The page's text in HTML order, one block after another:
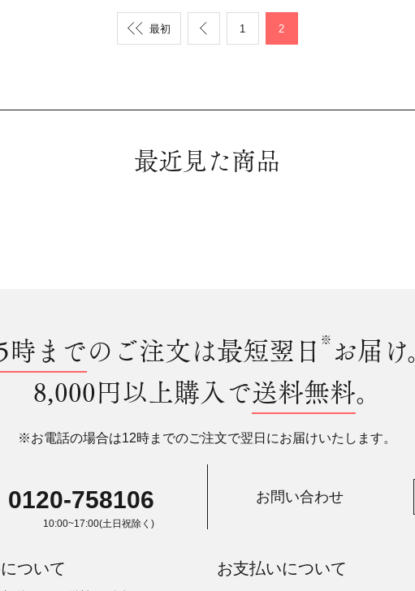
最初 1 2
最近見た商品
時までのご注文は最短翌日 ※ お届け。
8,000円以上購入で送料無料。
※お電話の場合は12時までのご注文で翌日にお届けいたします。
0120-758106
10:00~17:00(土日祝除く)
お問い合わせ
ついて お支払いについて